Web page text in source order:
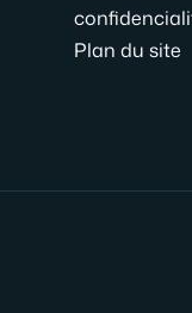
Plan du site